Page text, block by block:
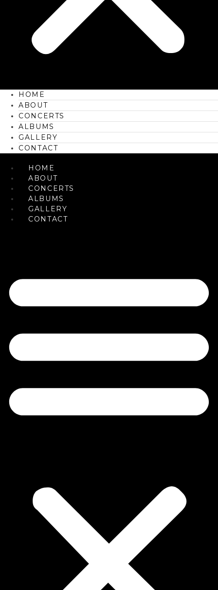
HOME
ABOUT
CONCERTS
ALBUMS
GALLERY
CONTACT
HOME
ABOUT
CONCERTS
ALBUMS
GALLERY
CONTACT